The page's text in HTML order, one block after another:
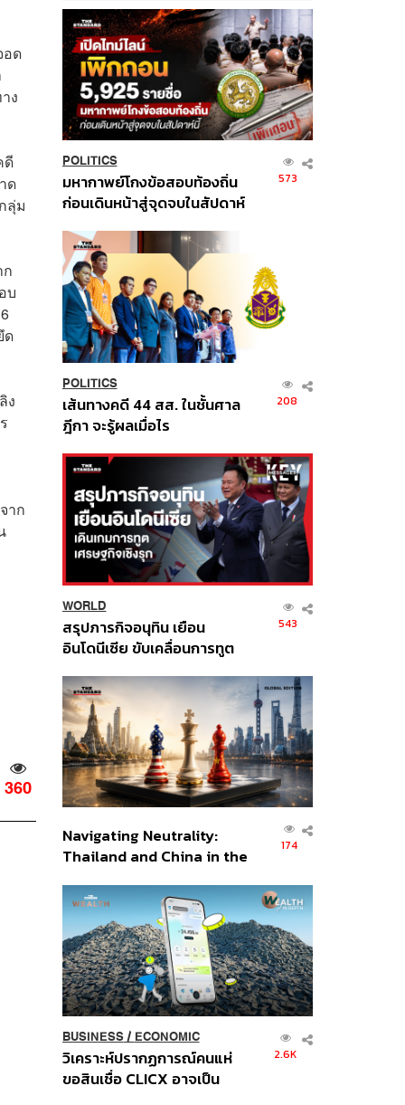
อด
ง
ดี
ด
ลุ่ม
บ
ด
ง
าก
360
POLITICS
มหากาพย์โกงข้อสอบท้องถิ่น
ก่อนเดินหน้าสู่จุดจบในสัปดาห์
573
POLITICS
เส้นทางคดี 44 สส. ในชั้นศาล
ฎีกา จะรู้ผลเมื่อไร
208
WORLD
สรุปภารกิจอนุทิน เยือน
อินโดนีเซีย ขับเคลื่อนการทูต
ส่วนยุทธศาสตร์ไทย –
อินโดนีเซีย
543
Navigating Neutrality:
Thailand and China in the
Order
174
BUSINESS/ ECONOMIC
วิเคราะห์ปรากฏการณ์คนแห่
ขอสินเชื่อ CLICX อาจเป็น
2.6K